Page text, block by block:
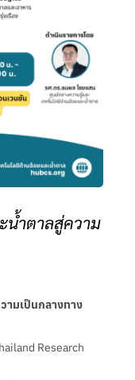
น้ำตาลสู่ความ
ามเป็นกลางทาง
Research